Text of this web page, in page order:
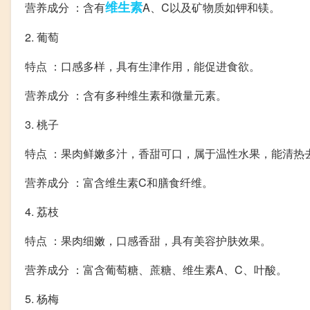
营养成分 ：含有维生素A、C以及矿物质如钾和镁。
2. 葡萄
特点 ：口感多样，具有生津作用，能促进食欲。
营养成分 ：含有多种维生素和微量元素。
3. 桃子
特点 ：果肉鲜嫩多汁，香甜可口，属于温性水果，能清热
营养成分 ：富含维生素C和膳食纤维。
4. 荔枝
特点 ：果肉细嫩，口感香甜，具有美容护肤效果。
营养成分 ：富含葡萄糖、蔗糖、维生素A、C、叶酸。
5. 杨梅